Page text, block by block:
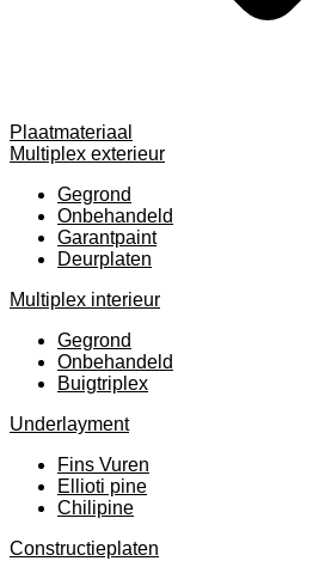
Plaatmateriaal
Multiplex exterieur
Gegrond
Onbehandeld
Garantpaint
Deurplaten
Multiplex interieur
Gegrond
Onbehandeld
Buigtriplex
Underlayment
Fins Vuren
Ellioti pine
Chilipine
Constructieplaten